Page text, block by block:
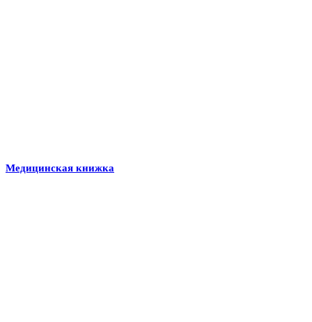
Медицинская книжка